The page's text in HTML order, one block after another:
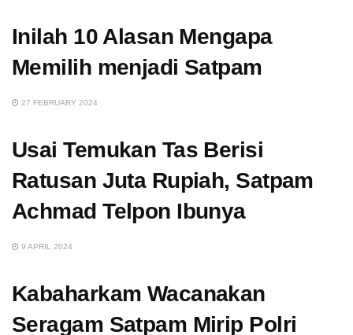
Inilah 10 Alasan Mengapa
Memilih menjadi Satpam
27 FEBRUARY 2024
Usai Temukan Tas Berisi
Ratusan Juta Rupiah, Satpam
Achmad Telpon Ibunya
9 APRIL 2024
Kabaharkam Wacanakan
Seragam Satpam Mirip Polri